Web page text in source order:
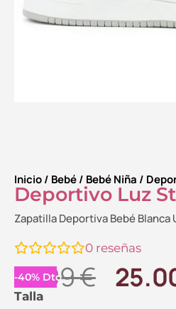
Inicio/ Bebé/ Bebé Niña /
Deportivo Luz
Zapatilla Deportiva Bebé Blanca
0 reseñas
-40% Dto.
41.99€ El
Talla
Deportivo